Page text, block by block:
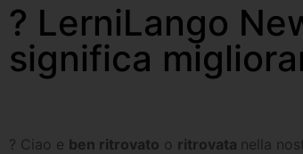
?️ LerniLango
significa
? Ciao e ben ritrovato o ritrovata nella